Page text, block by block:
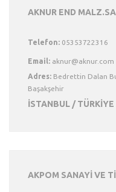
AKNUR END
Telefon: 05353722316
Email:
Adres: Bedrettin Dalan
Başakşehir
İSTANBUL / TÜRKİYE
AKPOM SANAYİ VE